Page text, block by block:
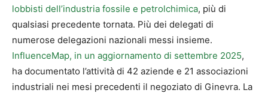
lobbisti dell’industria fossile e petrolchimica, più di
qualsiasi precedente tornata. Più dei delegati di
numerose delegazioni nazionali messi insieme.
InfluenceMap, in un aggiornamento di settembre 2025,
ha documentato l’attività di 42 aziende e 21 associazioni
industriali nei mesi precedenti il negoziato di Ginevra. La